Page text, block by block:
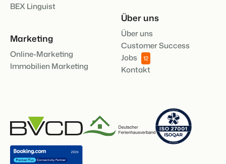
BEX Linguist
Marketing
Online-Marketing
Immobilien Marketing
Über uns
Über uns
Customer Success
Jobs
12
Kontakt